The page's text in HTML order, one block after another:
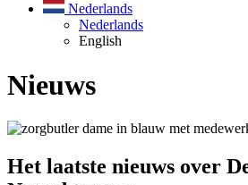
Nederlands
Nederlands
English
Nieuws
Het laatste nieuws over